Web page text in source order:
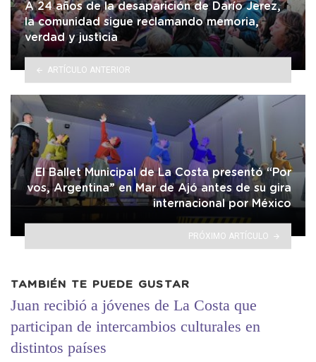
A 24 años de la desaparición de Darío Jerez,
la comunidad sigue reclamando memoria,
verdad y justicia
ARTÍCULO ANTERIOR
El Ballet Municipal de La Costa presentó “Por
vos, Argentina” en Mar de Ajó antes de su gira
internacional por México
PRÓXIMO ARTÍCULO
TAMBIÉN TE PUEDE GUSTAR
Juan recibió a jóvenes de La Costa que
participan de intercambios culturales en
distintos países